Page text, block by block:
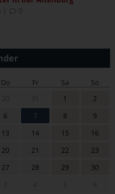
0
Do Fr Sa
So
1
2
6 7 8
9
13 14 15
16
20 21 22
23
27 28 29
30